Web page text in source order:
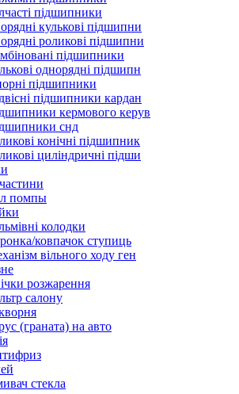
підшипники
кулькові підшипни
роликові підшипни
підшипники
однорядні підшипн
підшипники
підшипники кардан
кермового керув
снд
конічні підшипник
циліндричні підши
помпы
колодки
ковпачок ступиць
вільного ходу ген
розжарення
салону
(граната) на авто
стекла